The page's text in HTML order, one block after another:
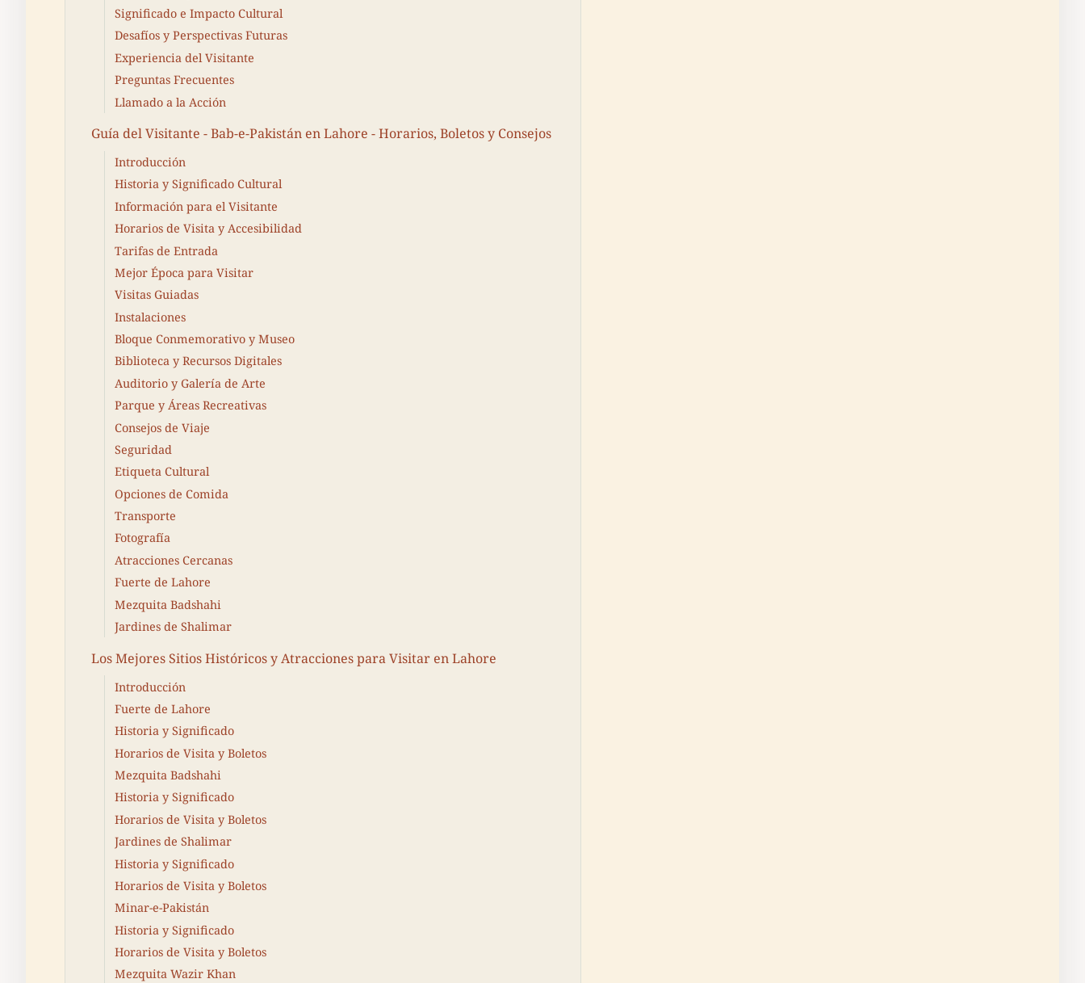
Significado e Impacto Cultural
Desafíos y Perspectivas Futuras
Experiencia del Visitante
Preguntas Frecuentes
Llamado a la Acción
Guía del Visitante - Bab-e-Pakistán en Lahore - Horarios, Boletos y Consejos
Introducción
Historia y Significado Cultural
Información para el Visitante
Horarios de Visita y Accesibilidad
Tarifas de Entrada
Mejor Época para Visitar
Visitas Guiadas
Instalaciones
Bloque Conmemorativo y Museo
Biblioteca y Recursos Digitales
Auditorio y Galería de Arte
Parque y Áreas Recreativas
Consejos de Viaje
Seguridad
Etiqueta Cultural
Opciones de Comida
Transporte
Fotografía
Atracciones Cercanas
Fuerte de Lahore
Mezquita Badshahi
Jardines de Shalimar
Los Mejores Sitios Históricos y Atracciones para Visitar en Lahore
Introducción
Fuerte de Lahore
Historia y Significado
Horarios de Visita y Boletos
Mezquita Badshahi
Historia y Significado
Horarios de Visita y Boletos
Jardines de Shalimar
Historia y Significado
Horarios de Visita y Boletos
Minar-e-Pakistán
Historia y Significado
Horarios de Visita y Boletos
Mezquita Wazir Khan